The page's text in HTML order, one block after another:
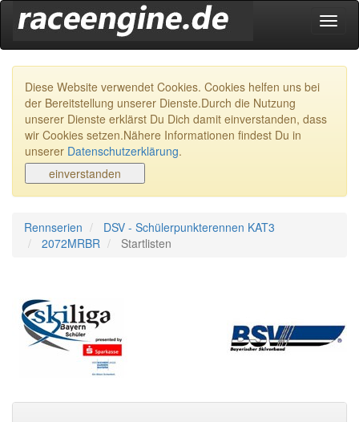
Diese Website verwendet Cookies. Cookies helfen uns bei
der Bereitstellung unserer Dienste.Durch die Nutzung
unserer Dienste erklärst Du Dich damit einverstanden, dass
wir Cookies setzen.Nähere Informationen findest Du in
unserer Datenschutzerklärung.
Rennserien
DSV - Schülerpunkterennen KAT3
2072MRBR
Startlisten